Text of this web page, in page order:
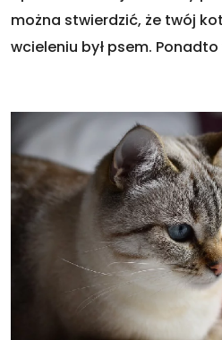
można stwierdzić, że twój
wcieleniu był psem.